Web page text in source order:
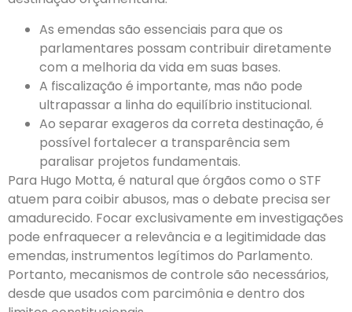
As emendas são essenciais para que os
parlamentares possam contribuir diretamente
com a melhoria da vida em suas bases.
A fiscalização é importante, mas não pode
ultrapassar a linha do equilíbrio institucional.
Ao separar exageros da correta destinação, é
possível fortalecer a transparência sem
paralisar projetos fundamentais.
Para Hugo Motta, é natural que órgãos como o STF
atuem para coibir abusos, mas o debate precisa ser
amadurecido. Focar exclusivamente em investigações
pode enfraquecer a relevância e a legitimidade das
emendas, instrumentos legítimos do Parlamento.
Portanto, mecanismos de controle são necessários,
desde que usados com parcimônia e dentro dos